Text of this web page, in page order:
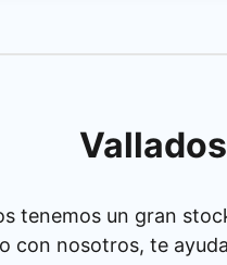
tenemos un gran
nosotros, te